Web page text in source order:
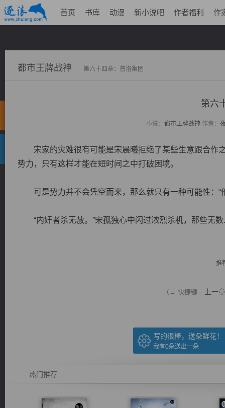
首页 书库 动漫 新小说吧 作者福利 作
都市王牌战神 第六十四章：普洛集团
第六
小说： 都市王牌战神 作者：
宋家的灾难很有可能是宋晨曦拒绝了某些生意跟合作
势力，只有这样才能在短时间之中打破困境。
可是势力并不会凭空而来，那么就只有一种可能性：“
“内奸者杀无赦。”宋孤独心中闪过浓烈杀机，那些无数
推
（← 快捷键 上一章
写的很棒，送朵鲜花！
我有0朵送出一朵
热门推荐